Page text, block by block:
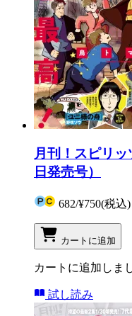
月刊！スピリッ
日発売号）
682/¥750(税込)
カートに追加
カートに追加しま
試し読み